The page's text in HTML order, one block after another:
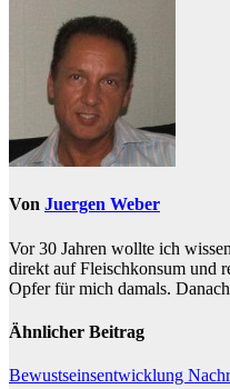
Von Juergen Weber
Vor 30 Jahren wollte ich
direkt auf Fleischkonsum und
Opfer für mich damals.
Ähnlicher Beitrag
Bewustseinsentwicklung